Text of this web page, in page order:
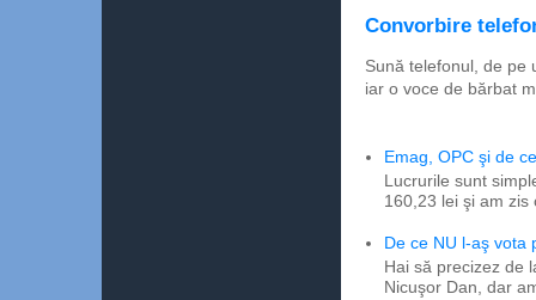
Convorbire
Sună telefonul, de pe
iar o voce de bărbat
Emag, OPC şi de
Lucrurile sunt
160,23 lei şi am
De ce NU l-aş vota
Hai să precizez de
Nicuşor Dan, dar